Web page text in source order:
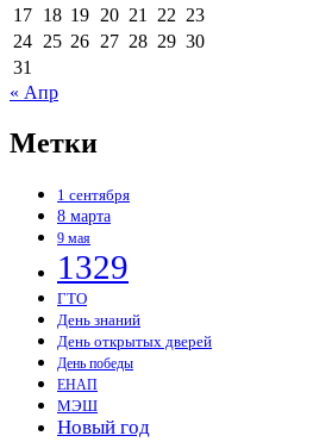
17 18 19 20 21 22 23
24 25 26 27 28 29 30
31
« Апр
Метки
1 сентября
8 марта
9 мая
1329
ГТО
День знаний
День открытых дверей
День победы
ЕНАП
МЭШ
Новый год